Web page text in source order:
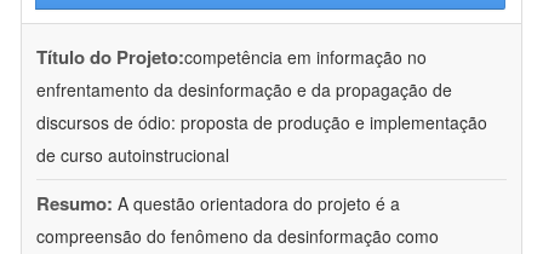
Título do Projeto:competência em informação no
enfrentamento da desinformação e da propagação de
discursos de ódio: proposta de produção e implementação
de curso autoinstrucional
Resumo: A questão orientadora do projeto é a
compreensão do fenômeno da desinformação como